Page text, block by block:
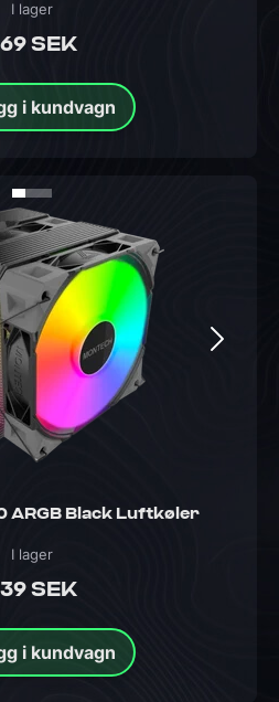
SEK
I lager
i kundvagn
ARGB Black Luftkøler
SEK
I lager
i kundvagn